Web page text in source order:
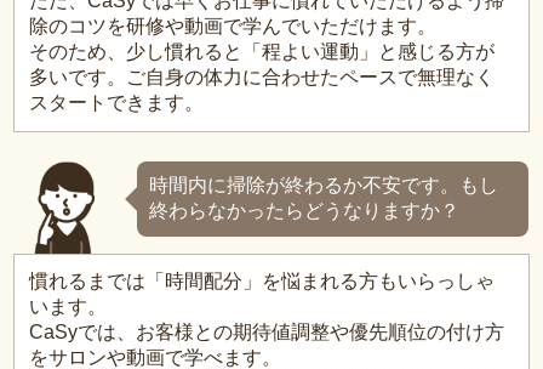
除のコツを研修や動画で学んでいただけます。
そのため、少し慣れると「程よい運動」と感じる方が
多いです。ご自身の体力に合わせたペースで無理なく
スタートできます。
時間内に掃除が終わるか不安です。もし
終わらなかったらどうなりますか？
慣れるまでは「時間配分」を悩まれる方もいらっしゃ
います。
CaSyでは、お客様との期待値調整や優先順位の付け方
をサロンや動画で学べます。